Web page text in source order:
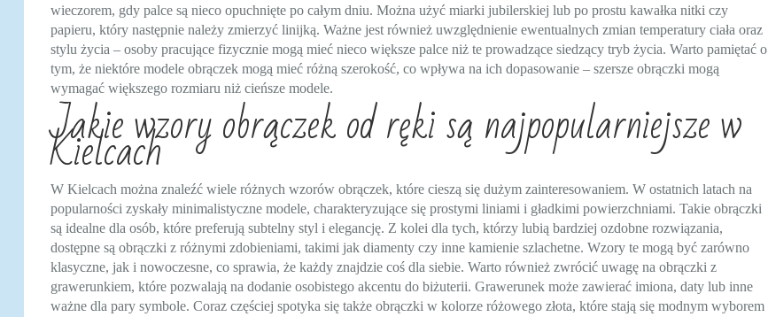
wieczorem, gdy palce są nieco opuchnięte po całym dniu. Można użyć miarki jubilerskiej lub po prostu kawałka nitki czy
papieru, który następnie należy zmierzyć linijką. Ważne jest również uwzględnienie ewentualnych zmian temperatury ciała oraz
stylu życia – osoby pracujące fizycznie mogą mieć nieco większe palce niż te prowadzące siedzący tryb życia. Warto pamiętać o
tym, że niektóre modele obrączek mogą mieć różną szerokość, co wpływa na ich dopasowanie – szersze obrączki mogą
wymagać większego rozmiaru niż cieńsze modele.
Jakie wzory obrączek od ręki są najpopularniejsze w
Kielcach
W Kielcach można znaleźć wiele różnych wzorów obrączek, które cieszą się dużym zainteresowaniem. W ostatnich latach na
popularności zyskały minimalistyczne modele, charakteryzujące się prostymi liniami i gładkimi powierzchniami. Takie obrączki
są idealne dla osób, które preferują subtelny styl i elegancję. Z kolei dla tych, którzy lubią bardziej ozdobne rozwiązania,
dostępne są obrączki z różnymi zdobieniami, takimi jak diamenty czy inne kamienie szlachetne. Wzory te mogą być zarówno
klasyczne, jak i nowoczesne, co sprawia, że każdy znajdzie coś dla siebie. Warto również zwrócić uwagę na obrączki z
grawerunkiem, które pozwalają na dodanie osobistego akcentu do biżuterii. Grawerunek może zawierać imiona, daty lub inne
ważne dla pary symbole. Coraz częściej spotyka się także obrączki w kolorze różowego złota, które stają się modnym wyborem